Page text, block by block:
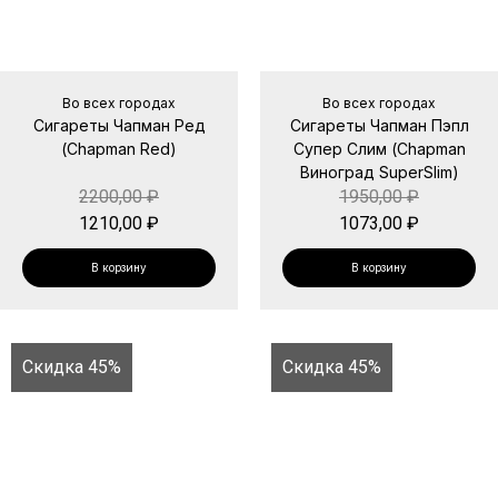
Во всех городах
Сигареты Чапман Ред
(Chapman Red)
2200,00₽
1210,00 ₽
В корзину
Во всех городах
Сигареты Чапман Пэпл
Супер Слим (Chapman
Виноград SuperSlim)
1950,00₽
1073,00 ₽
В корзину
Скидка 45% Скидка 45%